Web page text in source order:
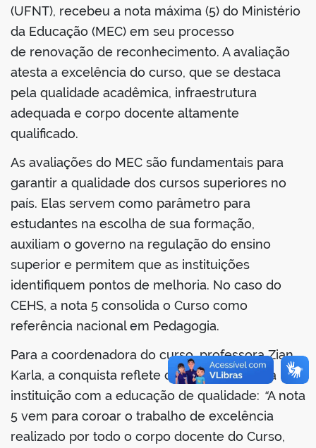
portal
(UFNT), recebeu a nota máxima (5) do Ministério
da Educação (MEC) em seu processo
de renovação de reconhecimento. A avaliação
atesta a excelência do curso, que se destaca
pela qualidade acadêmica, infraestrutura
adequada e corpo docente altamente
qualificado.
As avaliações do MEC são fundamentais para
garantir a qualidade dos cursos superiores no
país. Elas servem como parâmetro para
estudantes na escolha de sua formação,
auxiliam o governo na regulação do ensino
superior e permitem que as instituições
identifiquem pontos de melhoria. No caso do
CEHS, a nota 5 consolida o Curso como
referência nacional em Pedagogia.
Para a coordenadora do curso, professora Zian
Karla, a conquista reflete o compromisso da
instituição com a educação de qualidade: “A nota
5 vem para coroar o trabalho de excelência
realizado por todo o corpo docente do Curso,